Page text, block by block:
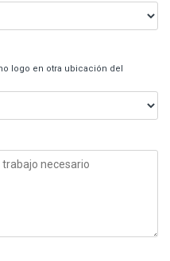
logo en otra ubicación del